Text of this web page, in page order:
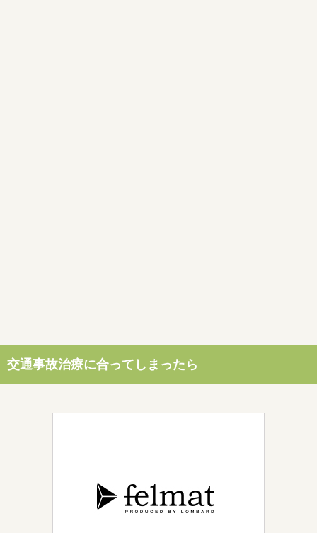
交通事故治療に合ってしまったら